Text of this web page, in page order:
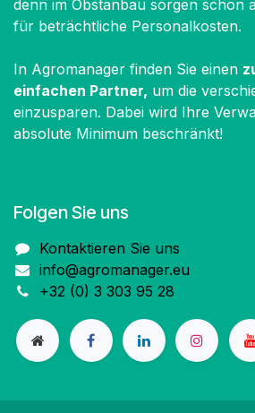
denn im Obstanbau sorgen schon
für beträchtliche Personalkosten.
In Agromanager finden Sie einen
einfachen Partner, um die
einzusparen. Dabei wird Ihre
absolute Minimum beschränkt!
Folgen Sie uns
Kontaktieren Sie uns
info@agromanager.eu
+32 (0) 3 303 95 28